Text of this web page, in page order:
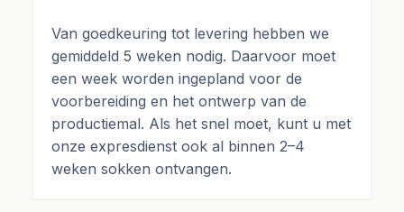
Van goedkeuring tot levering hebben we
gemiddeld 5 weken nodig. Daarvoor moet
een week worden ingepland voor de
voorbereiding en het ontwerp van de
productiemal. Als het snel moet, kunt u met
onze expresdienst ook al binnen 2–4
weken sokken ontvangen.